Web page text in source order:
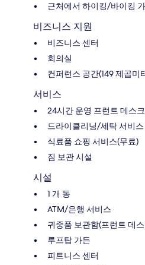
근처에서 하이킹/바이킹
비즈니스 지원
비즈니스 센터
회의실
컨퍼런스 공간(149 제곱미
서비스
24시간 운영 프런트 데스크
드라이클리닝/세탁 서비스
식료품 쇼핑 서비스(무료)
짐 보관 시설
시설
1 개 동
ATM/은행 서비스
귀중품 보관함(프런트 데
루프탑 가든
피트니스 센터